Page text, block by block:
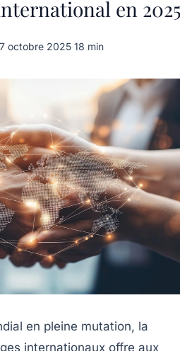
en
octobre 2025·18 min
en pleine mutation, la
internationaux offre aux